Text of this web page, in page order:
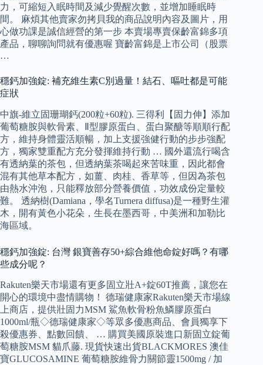
力，可縮短入眠時間及減少覺醒次數，並增加睡眠時
間。 麻煩其他賣家勿拷貝我的商品說明內容及圖片，用
心做功課是誠信經營的第一步 本賣場專賣保齡富錦多項
產品，聊聊詢問就有優惠喔 寶齡富錦是上市公司（股票
…
穩鈣加強錠: 補充維生素C別過量！結石、嘔吐都是可能
症狀
中旗-維立固珊瑚鈣(200粒+60粒). 三得利【固力伸】添加
葡萄糖胺與軟骨素、Ⅱ型膠原蛋白、蛋白聚醣等順順行配
方，維持身體靈活順暢，加上支援強健行動的步步強配
方，獨家雙重配方充分發揮維持行動 … 國外還流行喝含
有透納葉的茶包，但透納葉茶喝起來苦味重，因此都會
混有其他草本配方，如薑、肉桂、香草等，但因為茶包
由熱水沖泡，只能釋放部分營養價值，功效成份定量較
難。 透納樹(Damiana，學名Turnera diffusa)是一種野生灌
木，開有黃色小花朵，生長在墨西哥，中美洲和加勒比
海區域。
穩鈣加強錠: 台灣 銀寶善存50+綜合維他命錠好嗎？有哪
些成分呢？
Rakuten樂天市場還有更多固立壯A+錠60T推薦，讓您在
開心的環境中盡情購物！ 德瑞健康家Rakuten樂天市場線
上商店，提供壯固力MSM 鯊魚軟骨粉魚鱗膠原蛋白
1000ml/瓶◇德瑞健康家◇等眾多優惠商品、會員獨享下
殺優惠券、點數回饋、 … 購買美國原裝進口新固立錠葡
萄糖胺MSM 貓爪藤. 現貨快速出貨BLACKMORES 澳佳
寶GLUCOSAMINE 葡萄糖胺維骨力關節靈1500mg / 加